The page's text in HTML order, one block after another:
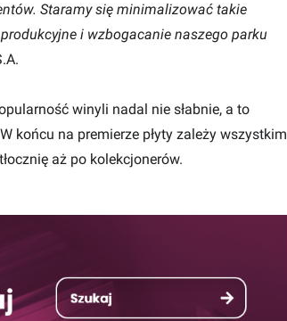
Staramy się minimalizować takie
i wzbogacanie naszego parku
winyli nadal nie słabnie, a to
końcu na premierze płyty zależy wszystkim
aż po kolekcjonerów.